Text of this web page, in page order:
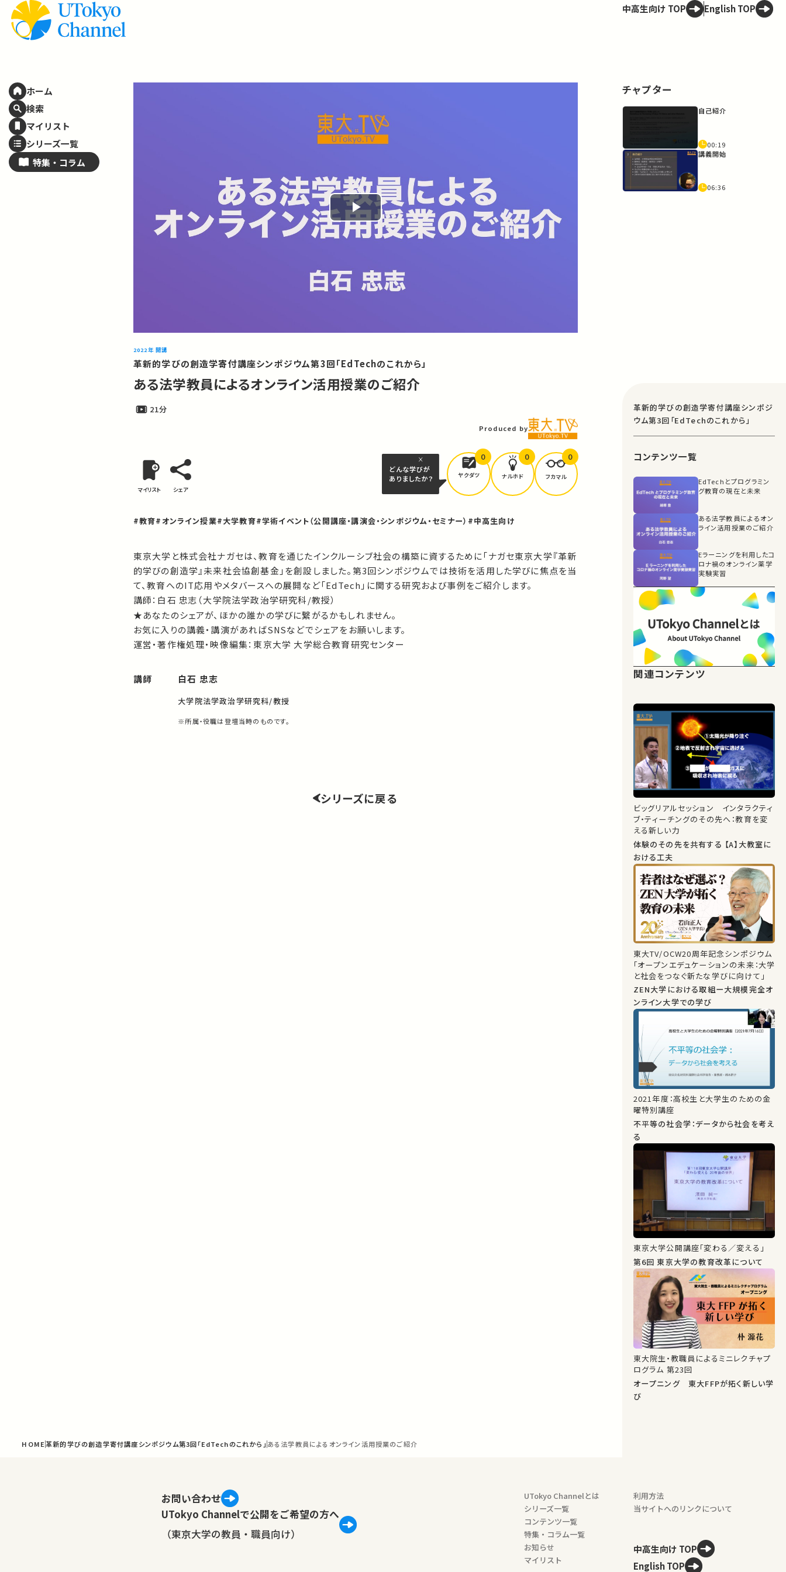
ホーム
検索
マイリスト
シリーズ一覧
特集・ コラム
中高生向け TOP English TOP
Play
2022年 開講
革新的学びの創造学寄付講座シンポジウム第3回「EdTechのこれから」
ある法学教員によるオンライン活用授業のご紹介
21分
Produced by
マイリスト シェア
どんな学びが
ありましたか？
ヤクダツ
0
ナルホド
0
フカマル
0
#教育#オンライン授業#大学教育#学術イベント（公開講座・講演会・シンポジウム・セミナー） #中高生向け
東京大学と株式会社ナガセは、教育を通じたインクルーシブ社会の構築に資するために「ナガセ東京大学『革新
的学びの創造学』未来社会協創基金」を創設しました。第3回シンポジウムでは技術を活用した学びに焦点を当
て、教育へのIT応用やメタバースへの展開など「EdTech」に関する研究および事例をご紹介します。
講師：白石 忠志（大学院法学政治学研究科/教授）
★あなたのシェアが、ほかの誰かの学びに繋がるかもしれません。
お気に入りの講義・講演があればSNSなどでシェアをお願いします。
運営・著作権処理・映像編集：東京大学 大学総合教育研究センター
講師 白石 忠志
大学院法学政治学研究科/教授
※所属・役職は登壇当時のものです。
シリーズに戻る
HOME革新的学びの創造学寄付講座シンポジウム第3回「EdTechのこれから」 ある法学教員によるオンライン活用授業のご紹介
チャプター
自己紹介
00:19
講義開始
06:36
革新的学びの創造学寄付講座シンポジ
ウム第3回「EdTechのこれから」
コンテンツ一覧
EdTechとプログラミン
グ教育の現在と未来
ある法学教員によるオン
ライン活用授業のご紹介
Eラーニングを利用したコ
ロナ禍のオンライン薬学
実験実習
関連コンテンツ
ビッグリアルセッション インタラクティ
ブ・ティーチングのその先へ：教育を変
える新しい力
体験のその先を共有する 【A】大教室に
おける工夫
東大TV/OCW20周年記念シンポジウム
「オープンエデュケーションの未来：大学
と社会をつなぐ新たな学びに向けて」
ZEN大学における取組ー大規模完全オ
ンライン大学での学び
2021年度：高校生と大学生のための金
曜特別講座
不平等の社会学：データから社会を考え
る
東京大学公開講座「変わる／変える」
第6回 東京大学の教育改革について
東大院生・教職員によるミニレクチャプ
ログラム 第23回
オープニング 東大FFPが拓く新しい学
び
お問い合わせ
UTokyo Channelで公開をご希望の方へ
（東京大学の教員・職員向け）
UTokyo Channelとは
シリーズ一覧
コンテンツ一覧
特集・コラム一覧
お知らせ
マイリスト
利用方法
当サイトへのリンクについて
中高生向け TOP
English TOP